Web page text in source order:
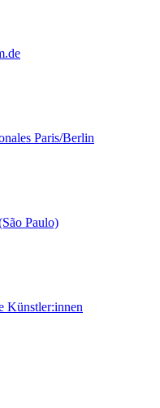
Paris/Berlin
Paulo)
Künstler:innen